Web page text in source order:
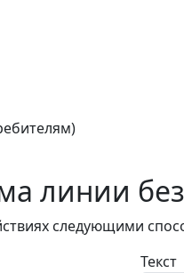
линии
следующими
Текст